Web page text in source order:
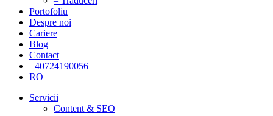
Portofoliu
Despre noi
Cariere
Blog
Contact
+40724190056
RO
Servicii
Content & SEO